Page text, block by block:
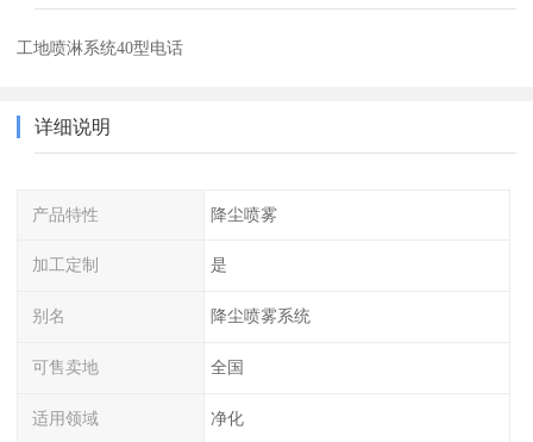
工地喷淋系统40型电话
详细说明
产品特性 降尘喷雾
加工定制 是
别名 降尘喷雾系统
可售卖地 全国
适用领域 净化